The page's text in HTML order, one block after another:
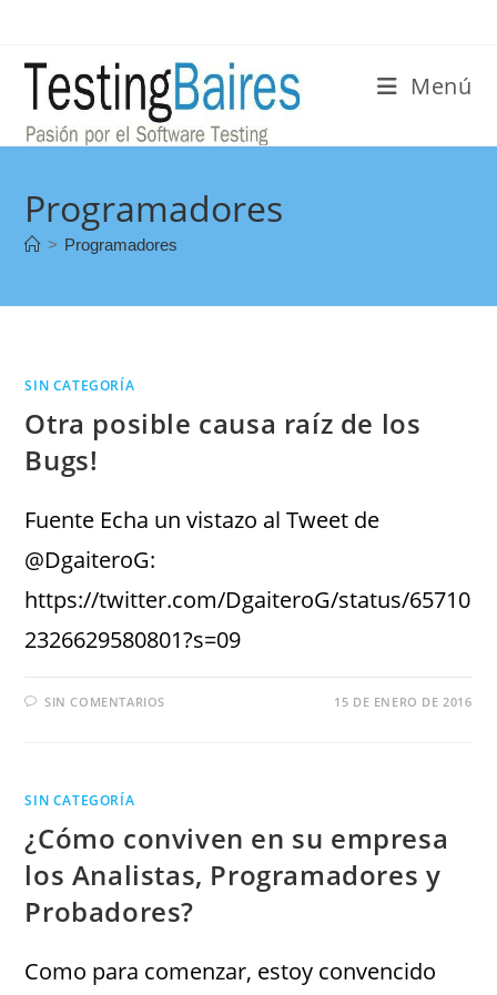
Menú
Programadores
> Programadores
SIN CATEGORÍA
Otra posible causa raíz de los
Bugs!
Fuente Echa un vistazo al Tweet de
@DgaiteroG:
https://twitter.com/DgaiteroG/status/65710
2326629580801?s=09
SIN COMENTARIOS 15 DE ENERO DE 2016
SIN CATEGORÍA
¿Cómo conviven en su empresa
los Analistas, Programadores y
Probadores?
Como para comenzar, estoy convencido